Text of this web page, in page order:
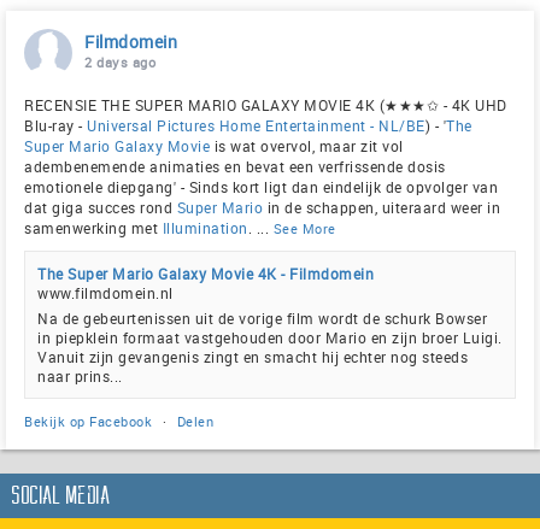
Filmdomein
2 days ago
RECENSIE THE SUPER MARIO GALAXY MOVIE 4K (★★★✩ - 4K UHD
Blu-ray - Universal Pictures Home Entertainment - NL/BE) - 'The
Super Mario Galaxy Movie is wat overvol, maar zit vol
adembenemende animaties en bevat een verfrissende dosis
emotionele diepgang' - Sinds kort ligt dan eindelijk de opvolger van
dat giga succes rond Super Mario in de schappen, uiteraard weer in
samenwerking met Illumination See More
The Super Mario Galaxy Movie 4K - Filmdomein
www.filmdomein.nl
Na de gebeurtenissen uit de vorige film wordt de schurk Bowser
in piepklein formaat vastgehouden door Mario en zijn broer Luigi.
Vanuit zijn gevangenis zingt en smacht hij echter nog steeds
naar prins...
Bekijk op Facebook · Delen
Social Media